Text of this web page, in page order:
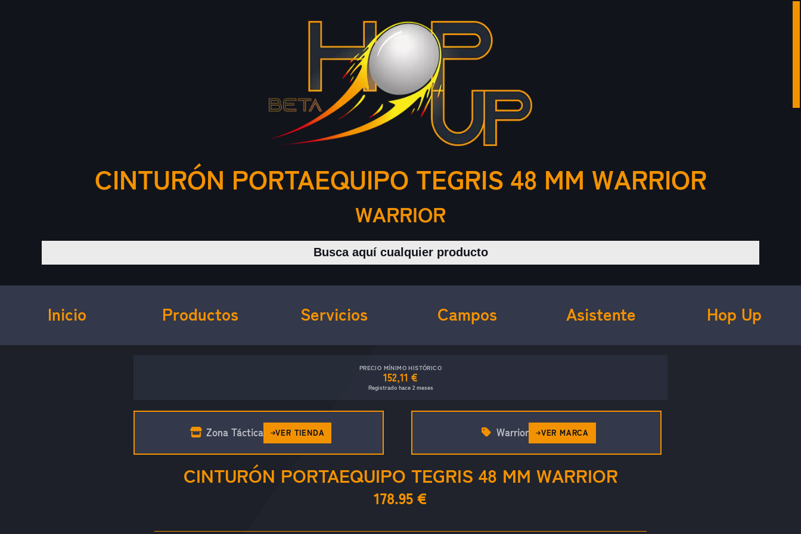
CINTURÓN PORTAEQUIPO TEGRIS 48 MM WARRIOR
WARRIOR
Buscar productos
Inicio Productos Servicios Campos Asistente Hop Up
PRECIO MÍNIMO HISTÓRICO
152,11 €
Registrado hace 2 meses
Zona Táctica VER TIENDA
CINTURÓN PORTAEQUIPO TEGRIS 48 MM WARRIOR
178.95 €
Warrior VER MARCA